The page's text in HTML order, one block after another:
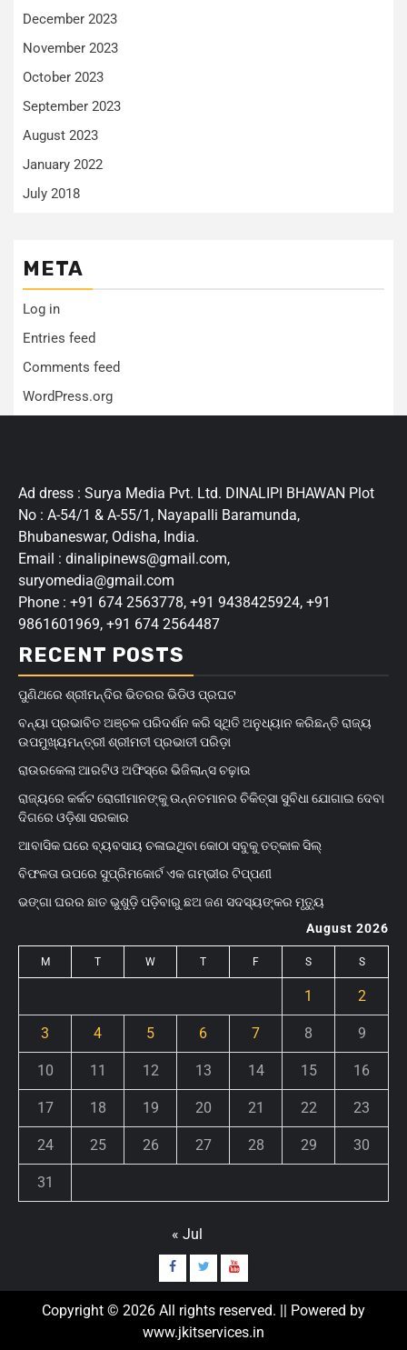
December 2023
November 2023
October 2023
September 2023
August 2023
January 2022
July 2018
META
Log in
Entries feed
Comments feed
WordPress.org
Ad dress : Surya Media Pvt. Ltd. DINALIPI BHAWAN Plot
No : A-54/1 & A-55/1, Nayapalli Baramunda,
Bhubaneswar, Odisha, India.
Email : dinalipinews@gmail.com,
suryomedia@gmail.com
Phone : +91 674 2563778, +91 9438425924, +91
9861601969, +91 674 2564487
RECENT POSTS
ପୁଣିଥରେ ଶ୍ରୀମନ୍ଦିର ଭିତରର ଭିଡିଓ ପ୍ରଘଟ
ବନ୍ୟା ପ୍ରଭାବିତ ଅଞ୍ଚଳ ପରିଦର୍ଶନ କରି ସ୍ଥିତି ଅନୁଧ୍ୟାନ କରିଛନ୍ତି ରାଜ୍ୟ
ଉପମୁଖ୍ୟମନ୍ତ୍ରୀ ଶ୍ରୀମତୀ ପ୍ରଭାତୀ ପରିଡ଼ା
ରାଉରକେଲା ଆରଟିଓ ଅଫିସ୍‌ରେ ଭିଜିଲାନ୍ସ ଚଢ଼ାଉ
ରାଜ୍ୟରେ କର୍କଟ ରୋଗୀମାନଙ୍କୁ ଉନ୍ନତମାନର ଚିକିତ୍ସା ସୁବିଧା ଯୋଗାଇ ଦେବା
ଦିଗରେ ଓଡ଼ିଶା ସରକାର
ଆବାସିକ ଘରେ ବ୍ୟବସାୟ ଚଳାଇଥିବା କୋଠା ସବୁକୁ ତତ୍କାଳ ସିଲ୍‌
ବିଫଳତା ଉପରେ ସୁପ୍ରିମକୋର୍ଟ ଏକ ଗମ୍ଭୀର ଟିପ୍ପଣୀ
ଭଙ୍ଗା ଘରର ଛାତ ଭୁଶୁଡ଼ି ପଡ଼ିବାରୁ ଛଅ ଜଣ ସଦସ୍ୟଙ୍କର ମୃତ୍ୟୁ
August 2026
M T W T F S S
1 2
3 4 5 6 7 8 9
10 11 12 13 14 15 16
17 18 19 20 21 22 23
24 25 26 27 28 29 30
31
« Jul
Copyright © 2026 All rights reserved. || Powered by
www.jkitservices.in